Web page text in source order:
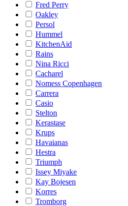
Fred Perry
Oakley
Persol
Hummel
KitchenAid
Rains
Nina Ricci
Cacharel
Nomess Copenhagen
Carrera
Casio
Stelton
Kerastase
Krups
Havaianas
Hestra
Triumph
Issey Miyake
Kay Bojesen
Korres
Tromborg